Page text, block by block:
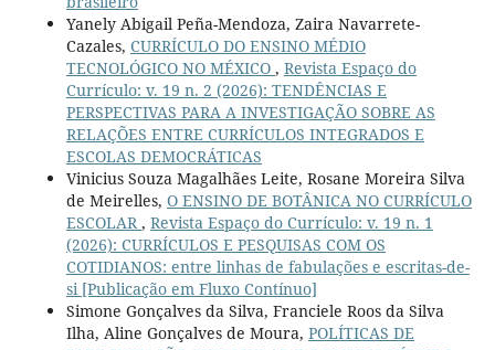
Yanely Abigail Peña-Mendoza, Zaira Navarrete-
Cazales, CURRÍCULO DO ENSINO MÉDIO
TECNOLÓGICO NO MÉXICO , Revista Espaço do
Currículo: v. 19 n. 2 (2026): TENDÊNCIAS E
PERSPECTIVAS PARA A INVESTIGAÇÃO SOBRE AS
RELAÇÕES ENTRE CURRÍCULOS INTEGRADOS E
ESCOLAS DEMOCRÁTICAS
Vinicius Souza Magalhães Leite, Rosane Moreira Silva
de Meirelles, O ENSINO DE BOTÂNICA NO CURRÍCULO
ESCOLAR, Revista Espaço do Currículo: v. 19 n. 1
(2026): CURRÍCULOS E PESQUISAS COM OS
COTIDIANOS: entre linhas de fabulações e escritas-de-
si [Publicação em Fluxo Contínuo]
Simone Gonçalves da Silva, Franciele Roos da Silva
Ilha, Aline Gonçalves de Moura, POLÍTICAS DE